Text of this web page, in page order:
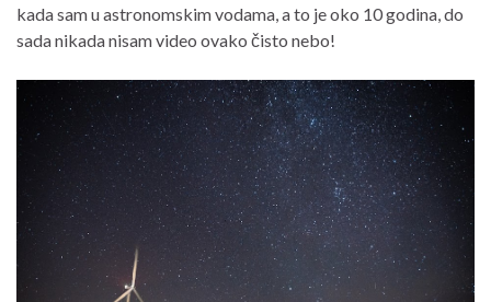
kada sam u astronomskim vodama, a to je oko 10 godina, do
sada nikada nisam video ovako čisto nebo!